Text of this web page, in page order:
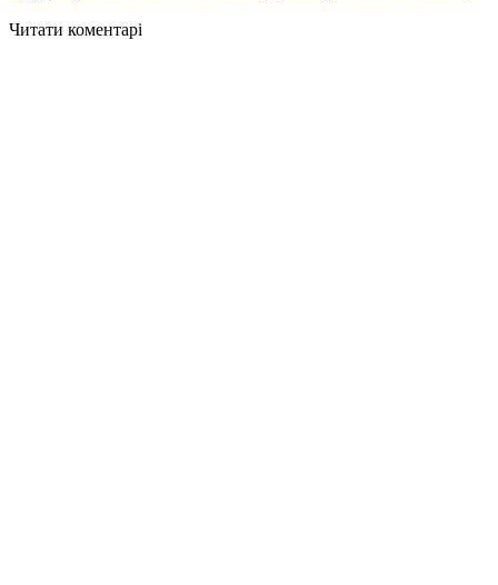
Читати коментарі